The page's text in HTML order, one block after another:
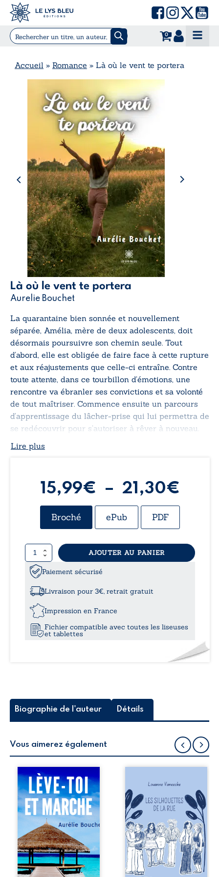
0
Accueil » Romance » Là où le vent te portera
Là où le vent te portera
Aurelie Bouchet
La quarantaine bien sonnée et nouvellement
séparée, Amélia, mère de deux adolescents, doit
désormais poursuivre son chemin seule. Tout
d’abord, elle est obligée de faire face à cette rupture
et aux réajustements que celle-ci entraîne. Contre
toute attente, dans ce tourbillon d’émotions, une
rencontre va ébranler ses convictions et sa volonté
de tout maîtriser. Commence ensuite un parcours
d’apprentissage du lâcher-prise qui lui permettra de
se redécouvrir pour s’autoriser à rêver à nouveau.
Lire plus
15,99€ – 21,30€
de
Broché ePub PDF
quantité
de
Là
portera
AJOUTER AU PANIER
Paiement sécurisé
Livraison pour 3€, retrait gratuit
Impression en France
Fichier compatible avec toutes les liseuses
et tablettes
Biographie de l'auteur Détails
Vous aimerez également
Audrey est
marquée par la
perte tragique de
son amour de
jeunesse. Elle s’est
construite et a
orienté sa vie
autour de cette
blessure. À l’aube
de la
cinquantaine, elle
doit faire face aux
la rue donne la
parole à six
personnages
ordinaires,
traversés par des
pensées, des
émotions et des
silences qui
pourraient
appartenir à
chacun de nous. À